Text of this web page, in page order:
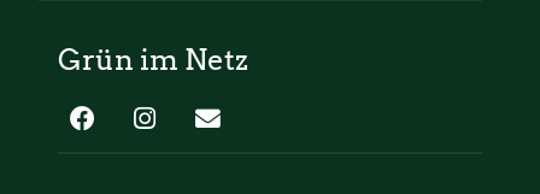
Grün im Netz